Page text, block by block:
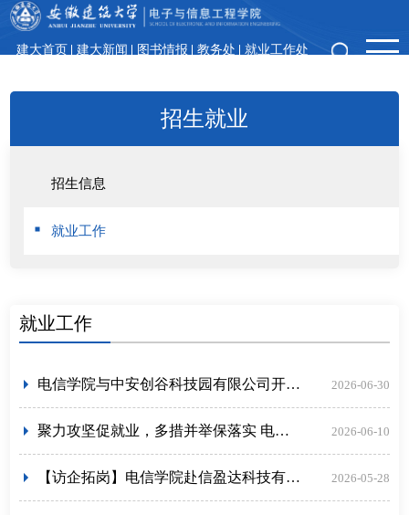
建大首页 建大新闻 图书情报 教务处
就业工作处
招生就业
招生信息
就业工作
就业工作
电信学院与中安创谷科技园有限公司开展产学研合作座谈 2026-06-30
聚力攻坚促就业，多措并举保落实 电信学院召开2026届毕业生就业工作推进会 2026-06-10
【访企拓岗】电信学院赴信盈达科技有限公司共建就业实习基地签约揭牌 2026-05-28